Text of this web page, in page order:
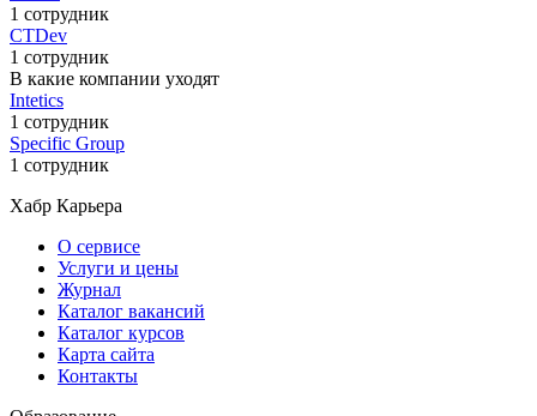
1 сотрудник
CTDev
1 сотрудник
В какие компании уходят
Intetics
1 сотрудник
Specific Group
1 сотрудник
Хабр Карьера
О сервисе
Услуги и цены
Журнал
Каталог вакансий
Каталог курсов
Карта сайта
Контакты